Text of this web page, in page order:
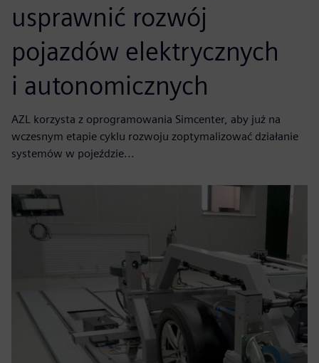
usprawnić rozwój
pojazdów elektrycznych
i autonomicznych
AZL korzysta z oprogramowania Simcenter, aby już na
wczesnym etapie cyklu rozwoju zoptymalizować działanie
systemów w pojeździe...